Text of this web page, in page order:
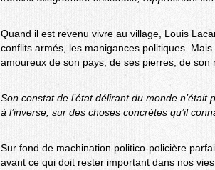
Quand il est revenu vivre au village, Louis
conflits armés, les manigances politiques.
amoureux de son pays, de ses pierres, de son
Son constat de l’état délirant du monde
à l’inverse, sur des choses concrètes qu’il
Sur fond de machination politico-policière
avant ce qui doit rester important dans nos